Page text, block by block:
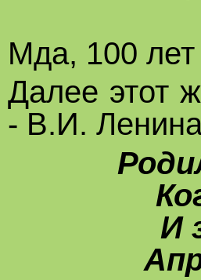
Мда, 100
Далее этот
- В.И.
И